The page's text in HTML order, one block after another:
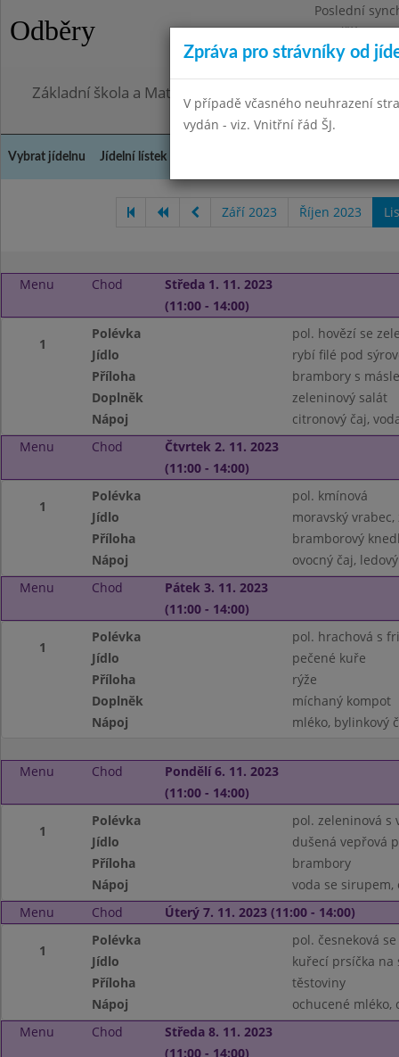
Odběry
Poslední
Pondělí
Omezení
Základní škola a Mateřská škola, Praha 4, Ohradní 49
Vybrat jídelnu Jídelní lístek
Září 2023 Říjen 2023
Menu Chod
Středa 1. 11. 2023
(11:00 - 14:00)
1
Polévka
pol. hovězí se
Jídlo
rybí filé pod
Příloha
brambory s
Doplněk
zeleninový salát
Nápoj
citronový čaj,
Menu
Chod
Čtvrtek 2. 11. 2023
(11:00 - 14:00)
1
Polévka
pol. kmínová
Jídlo
moravský vrabec,
Příloha
bramborový
Nápoj
ovocný čaj,
Menu
Chod
Pátek 3. 11. 2023
(11:00 - 14:00)
1
Polévka
pol. hrachová s
Jídlo
pečené kuře
Příloha
rýže
Doplněk
míchaný kompot
Nápoj
mléko, bylinkový
Menu Chod
Pondělí 6. 11. 2023
(11:00 - 14:00)
1
Polévka
pol. zeleninová s
Jídlo
dušená vepřová
Příloha
brambory
Nápoj
voda se sirupem,
Menu
Chod Úterý 7. 11. 2023 (11:00 - 14:00)
1
Polévka
pol. česneková
Jídlo
kuřecí prsíčka na
Příloha
těstoviny
Nápoj
ochucené mléko,
Menu
Chod
Středa 8. 11. 2023
(11:00 - 14:00)
Zpráva pro strávníky od
V případě včasného neuhrazení
vydán - viz. Vnitřní řád ŠJ.